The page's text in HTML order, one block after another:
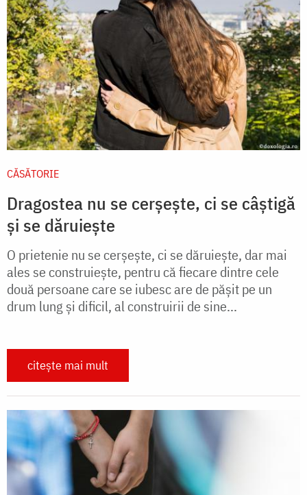
CĂSĂTORIE
Dragostea nu se cerșește, ci se câștigă
și se dăruiește
O prietenie nu se cerşeşte, ci se dăruieşte, dar mai
ales se construieşte, pentru că fiecare dintre cele
două persoane care se iubesc are de păşit pe un
drum lung şi dificil, al construirii de sine...
citește mai mult